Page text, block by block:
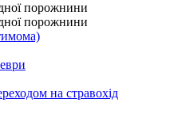
порожнини
порожнини
на стравохід